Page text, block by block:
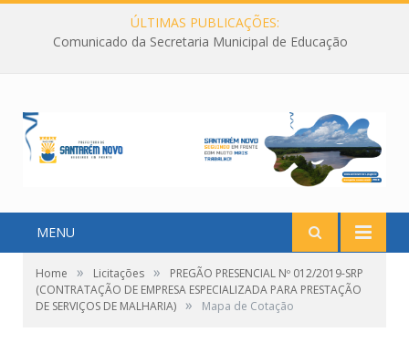
ÚLTIMAS PUBLICAÇÕES:
Comunicado da Secretaria Municipal de Educação
MENU
Home » Licitações »
PREGÃO PRESENCIAL Nº 012/2019-SRP
(CONTRATAÇÃO DE EMPRESA ESPECIALIZADA PARA PRESTAÇÃO
DE SERVIÇOS DE MALHARIA) » Mapa de Cotação